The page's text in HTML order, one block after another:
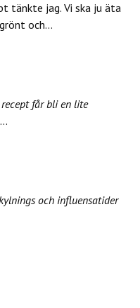
tänkte jag. Vi ska ju äta
och...
får bli en lite
...
och influensatider